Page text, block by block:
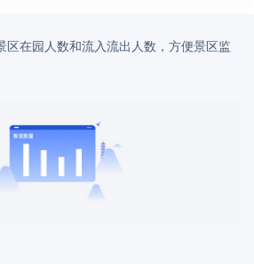
区在园人数和流入流出人数，方便景区监